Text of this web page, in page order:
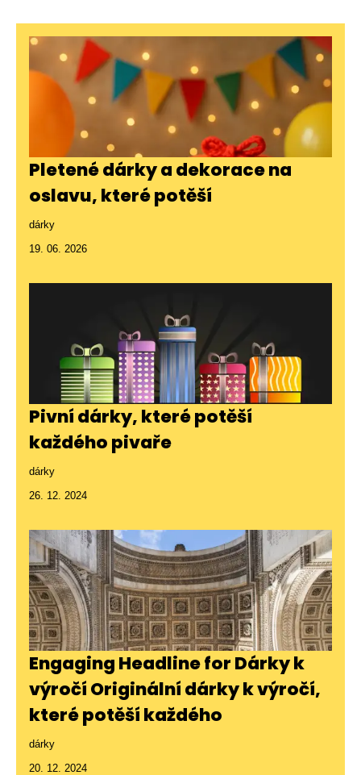
Pletené dárky a dekorace na
oslavu, které potěší
dárky
19. 06. 2026
Pivní dárky, které potěší
každého pivaře
dárky
26. 12. 2024
Engaging Headline for Dárky k
výročí Originální dárky k výročí,
které potěší každého
dárky
20. 12. 2024